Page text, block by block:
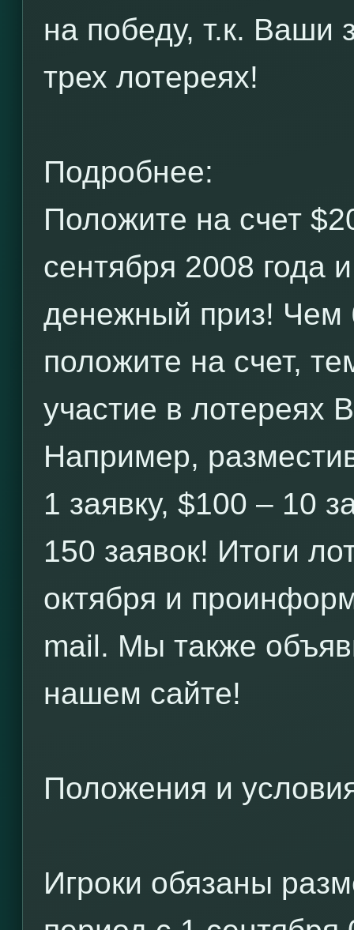
на победу, т.к. Ваши
трех лотереях!
Подробнее:
Положите на счет
сентября 2008 года
денежный приз! Чем
положите на счет,
участие в лотереях
Например,
1 заявку, $100 – 10
150 заявок! Итоги
октября и
mail. Мы также
нашем сайте!
Положения и
Игроки обязаны